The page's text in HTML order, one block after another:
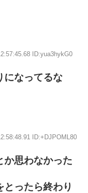
ID:yua3hykG0
になってるな
ID:+DJPOML80
か思わなかった
ったら終わり